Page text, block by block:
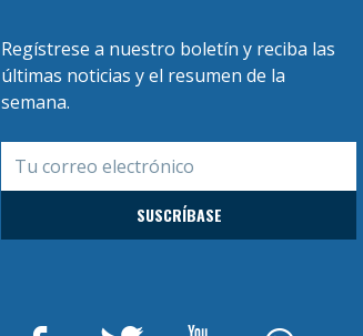
Regístrese a nuestro boletín y reciba las
últimas noticias y el resumen de la
semana.